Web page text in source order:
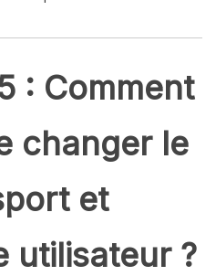
: Comment
changer le
et
utilisateur ?